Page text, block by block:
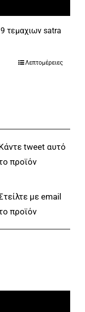
τεμαχιων satra
Λεπτομέρειες
tweet αυτό
προϊόν
με email
προϊόν